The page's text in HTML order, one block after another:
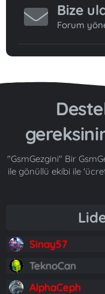
Bize
Forum
"GsmGezgini" Bir
ile gönüllü ekibi ile
Sinay57
TeknoCan
AlphaCeph